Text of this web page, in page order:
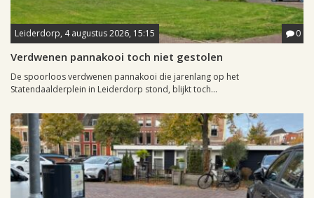
Leiderdorp, 4 augustus 2026, 15:15 0
Verdwenen pannakooi toch niet gestolen
De spoorloos verdwenen pannakooi die jarenlang op het
Statendaalderplein in Leiderdorp stond, blijkt toch...